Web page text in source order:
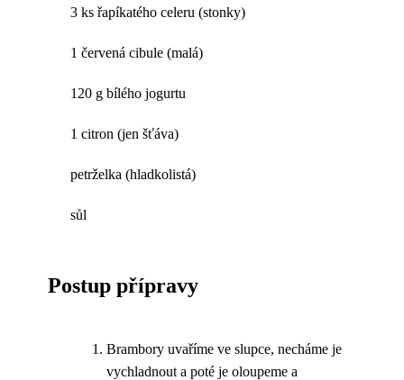
3 ks řapíkatého celeru (stonky)
1 červená cibule (malá)
120 g bílého jogurtu
1 citron (jen šťáva)
petrželka (hladkolistá)
sůl
Postup přípravy
Brambory uvaříme ve slupce, necháme je
vychladnout a poté je oloupeme a